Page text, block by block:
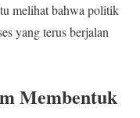
melihat bahwa politik
yang terus berjalan
Membentuk